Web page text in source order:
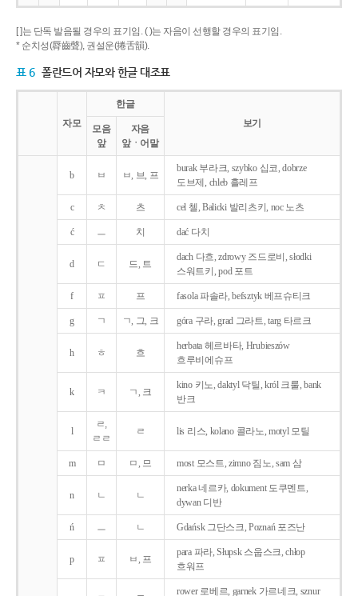
[ ]는 단독 발음될 경우의 표기임. ( )는 자음이 선행할 경우의 표기임.
* 순치성(脣齒聲), 권설운(捲舌韻).
표 6 폴란드어 자모와 한글 대조표
자모
한글
보기
모음
앞
자음
앞ㆍ어말
b ㅂ ㅂ, 브, 프
burak 부라크, szybko 십코, dobrze
도브제, chleb 흘레프
c ㅊ 츠 cel 첼, Balicki 발리츠키, noc 노츠
ć ㅡ 치 dać 다치
d ㄷ 드, 트
dach 다흐, zdrowy 즈드로비, słodki
스워트키, pod 포트
f ㅍ 프 fasola 파솔라, befsztyk 베프슈티크
g ㄱ ㄱ, 그, 크 góra 구라, grad 그라트, targ 타르크
h ㅎ 흐
herbata 헤르바타, Hrubieszów
흐루비에슈프
k ㅋ ㄱ, 크
kino 키노, daktyl 닥틸, król 크룰, bank
반크
l
ㄹ,
ㄹㄹ
ㄹ lis 리스, kolano 콜라노, motyl 모틸
m ㅁ ㅁ, 므 most 모스트, zimno 짐노, sam 삼
n ㄴ ㄴ
nerka 네르카, dokument 도쿠멘트,
dywan 디반
ń ㅡ ㄴ Gdańsk 그단스크, Poznań 포즈난
p ㅍ ㅂ, 프
para 파라, Słupsk 스웁스크, chłop
흐워프
rower 로베르, garnek 가르네크, sznur